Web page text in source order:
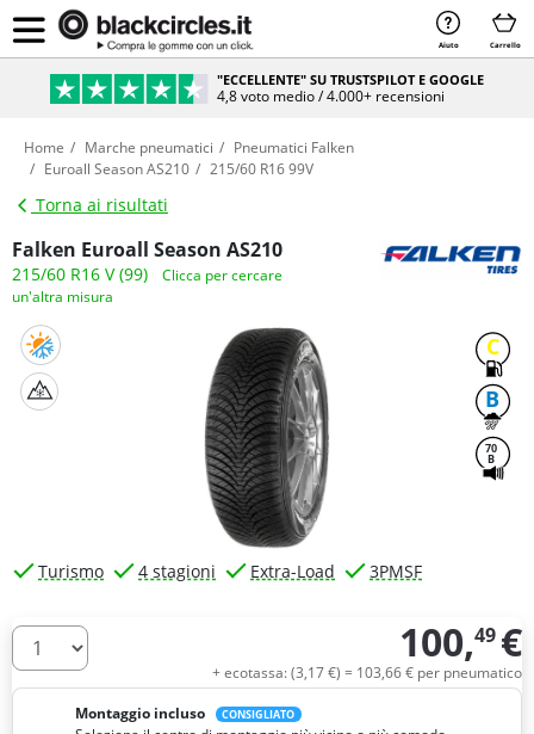
Aiuto Carrello
"ECCELLENTE" SU TRUSTSPILOT E GOOGLE
4,8 voto medio / 4.000+ recensioni
Home Marche pneumatici
Pneumatici Falken
Euroall Season AS210
215/60 R16 99V
Torna ai risultati
Falken Euroall Season AS210
215/60 R16 V (99)
Clicca per cercare
un'altra misura
C
B
70
B
Turismo 4 stagioni Extra-Load 3PMSF
Quantità 100,49 €
+ ecotassa: (3,17€) = 103,66€ per pneumatico
Montaggio incluso
CONSIGLIATO